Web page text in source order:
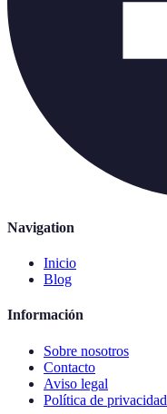
Navigation
Inicio
Blog
Información
Sobre nosotros
Contacto
Aviso legal
Política de privacidad